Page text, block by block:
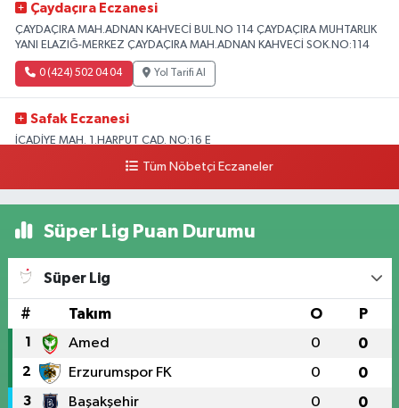
Çaydaçıra Eczanesi
ÇAYDAÇIRA MAH.ADNAN KAHVECİ BUL.NO 114 ÇAYDAÇIRA MUHTARLIK
YANI ELAZIĞ-MERKEZ ÇAYDAÇIRA MAH.ADNAN KAHVECİ SOK.NO:114
0 (424) 502 04 04 Yol Tarifi Al
Safak Eczanesi
İCADİYE MAH. 1.HARPUT CAD. NO:16 E
Yol Tarifi Al
Üniversite Mahallesi, Yahya Kemal Caddesi, No:34 B Merkez Elazığ
Fırat Eczanesi
YENİMAH. YUNUS EMRE BULVARI NO:51 B
0 (424) 212 40 11
Tüm Nöbetçi Eczaneler
Süper Lig Puan Durumu
Süper Lig
# Takım O P
1 Amed 0 0
2 Erzurumspor FK 0 0
3 Başakşehir 0 0